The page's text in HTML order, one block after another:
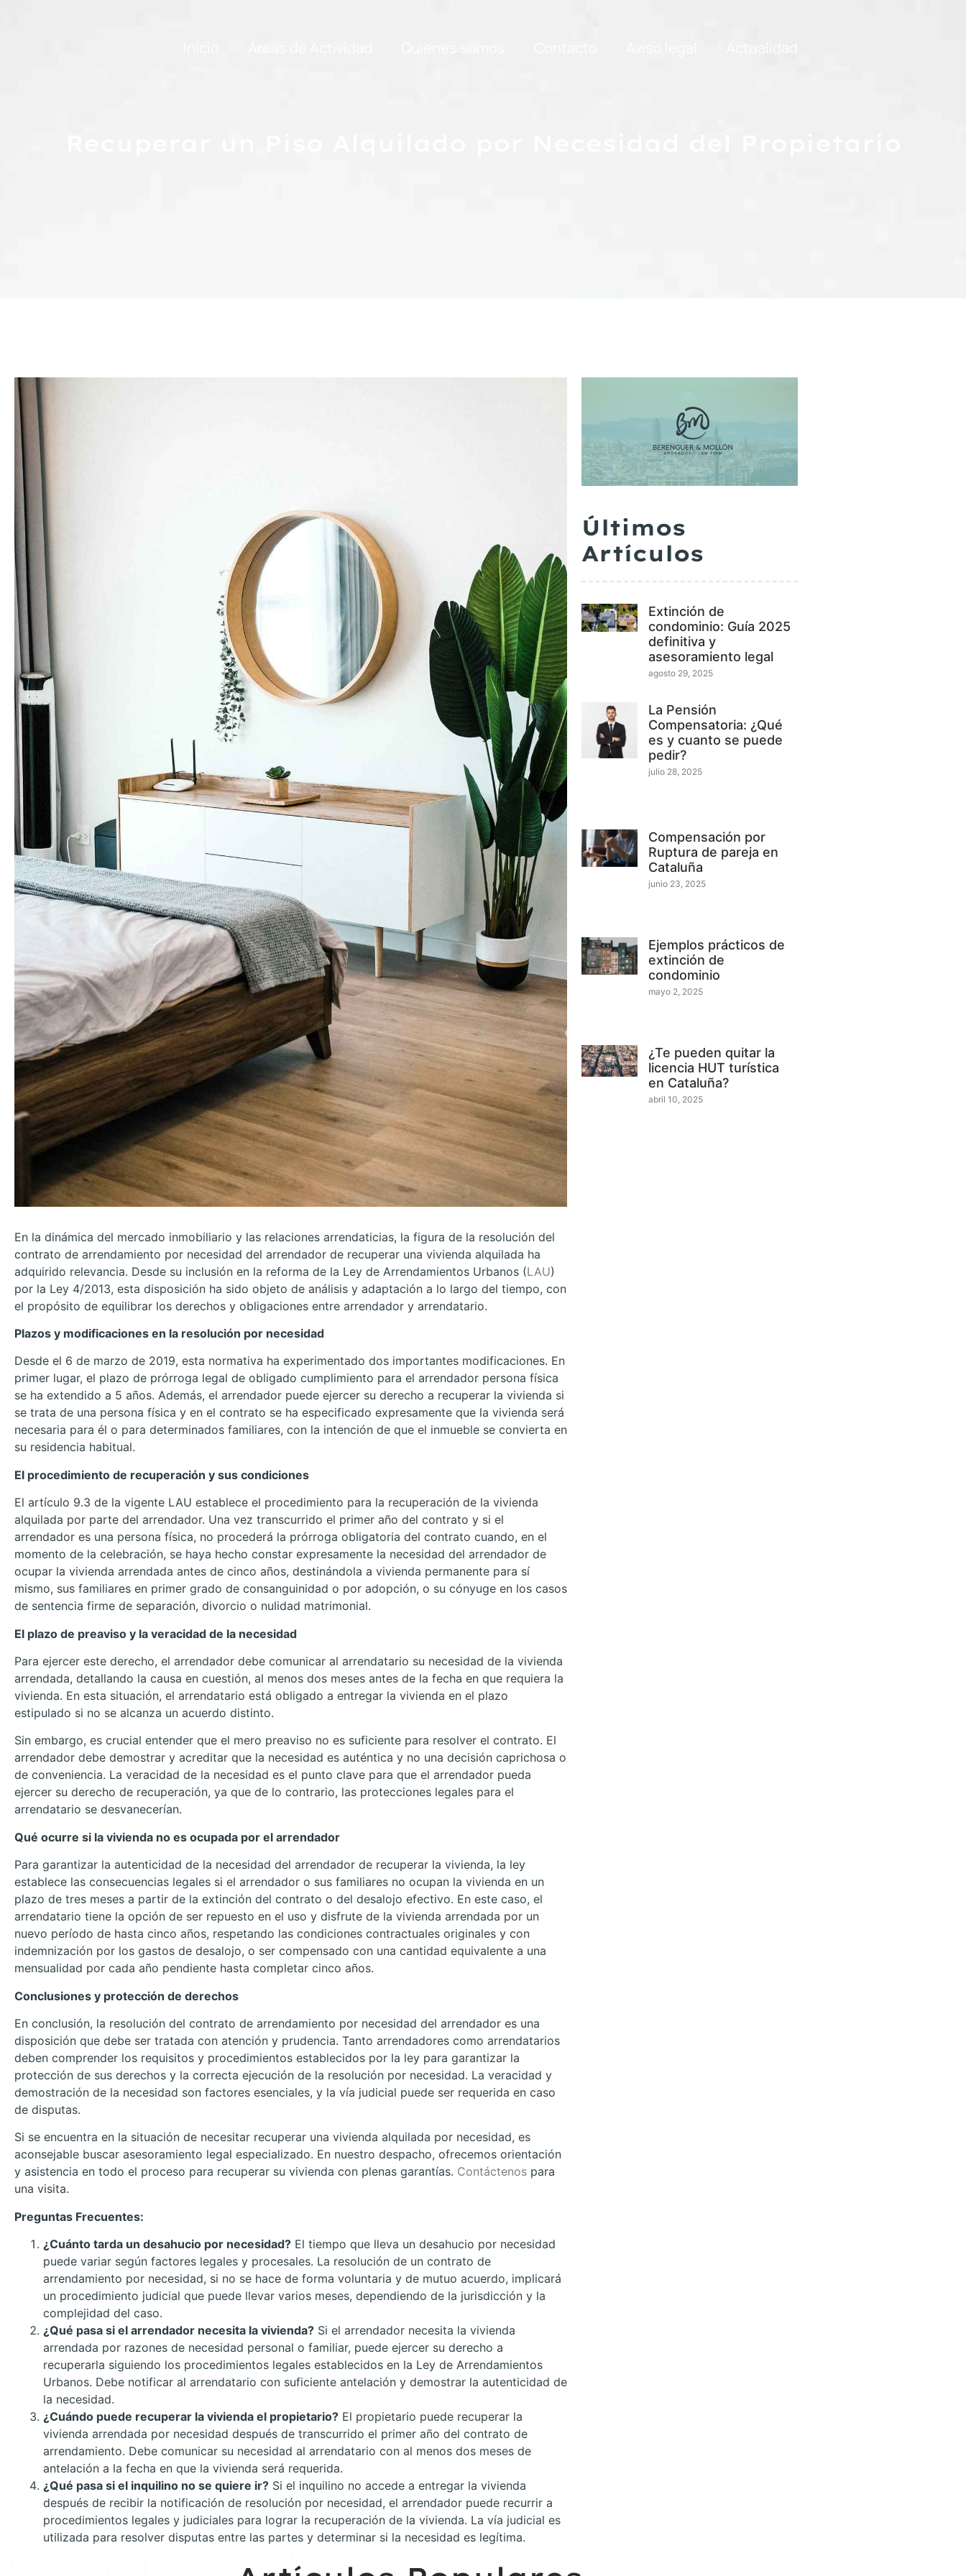
En la dinámica del mercado inmobiliario y las relaciones arrendaticias, la figura de la resolución del
contrato de arrendamiento por necesidad del arrendador de recuperar una vivienda alquilada ha
adquirido relevancia. Desde su inclusión en la reforma de la Ley de Arrendamientos Urbanos (LAU)
por la Ley 4/2013, esta disposición ha sido objeto de análisis y adaptación a lo largo del tiempo, con
el propósito de equilibrar los derechos y obligaciones entre arrendador y arrendatario.
Plazos y modificaciones en la resolución por necesidad
Desde el 6 de marzo de 2019, esta normativa ha experimentado dos importantes modificaciones. En
primer lugar, el plazo de prórroga legal de obligado cumplimiento para el arrendador persona física
se ha extendido a 5 años. Además, el arrendador puede ejercer su derecho a recuperar la vivienda si
se trata de una persona física y en el contrato se ha especificado expresamente que la vivienda será
necesaria para él o para determinados familiares, con la intención de que el inmueble se convierta en
su residencia habitual.
El procedimiento de recuperación y sus condiciones
El artículo 9.3 de la vigente LAU establece el procedimiento para la recuperación de la vivienda
alquilada por parte del arrendador. Una vez transcurrido el primer año del contrato y si el
arrendador es una persona física, no procederá la prórroga obligatoria del contrato cuando, en el
momento de la celebración, se haya hecho constar expresamente la necesidad del arrendador de
ocupar la vivienda arrendada antes de cinco años, destinándola a vivienda permanente para sí
mismo, sus familiares en primer grado de consanguinidad o por adopción, o su cónyuge en los casos
de sentencia firme de separación, divorcio o nulidad matrimonial.
El plazo de preaviso y la veracidad de la necesidad
Para ejercer este derecho, el arrendador debe comunicar al arrendatario su necesidad de la vivienda
arrendada, detallando la causa en cuestión, al menos dos meses antes de la fecha en que requiera la
vivienda. En esta situación, el arrendatario está obligado a entregar la vivienda en el plazo
estipulado si no se alcanza un acuerdo distinto.
Sin embargo, es crucial entender que el mero preaviso no es suficiente para resolver el contrato. El
arrendador debe demostrar y acreditar que la necesidad es auténtica y no una decisión caprichosa o
de conveniencia. La veracidad de la necesidad es el punto clave para que el arrendador pueda
ejercer su derecho de recuperación, ya que de lo contrario, las protecciones legales para el
arrendatario se desvanecerían.
Qué ocurre si la vivienda no es ocupada por el arrendador
Para garantizar la autenticidad de la necesidad del arrendador de recuperar la vivienda, la ley
establece las consecuencias legales si el arrendador o sus familiares no ocupan la vivienda en un
plazo de tres meses a partir de la extinción del contrato o del desalojo efectivo. En este caso, el
arrendatario tiene la opción de ser repuesto en el uso y disfrute de la vivienda arrendada por un
nuevo período de hasta cinco años, respetando las condiciones contractuales originales y con
indemnización por los gastos de desalojo, o ser compensado con una cantidad equivalente a una
mensualidad por cada año pendiente hasta completar cinco años.
Conclusiones y protección de derechos
En conclusión, la resolución del contrato de arrendamiento por necesidad del arrendador es una
disposición que debe ser tratada con atención y prudencia. Tanto arrendadores como arrendatarios
deben comprender los requisitos y procedimientos establecidos por la ley para garantizar la
protección de sus derechos y la correcta ejecución de la resolución por necesidad. La veracidad y
demostración de la necesidad son factores esenciales, y la vía judicial puede ser requerida en caso
de disputas.
Si se encuentra en la situación de necesitar recuperar una vivienda alquilada por necesidad, es
aconsejable buscar asesoramiento legal especializado. En nuestro despacho, ofrecemos orientación
y asistencia en todo el proceso para recuperar su vivienda con plenas garantías. Contáctenos para
una visita.
Preguntas Frecuentes:
¿Cuánto tarda un desahucio por necesidad? El tiempo que lleva un desahucio por necesidad
puede variar según factores legales y procesales. La resolución de un contrato de
arrendamiento por necesidad, si no se hace de forma voluntaria y de mutuo acuerdo, implicará
un procedimiento judicial que puede llevar varios meses, dependiendo de la jurisdicción y la
complejidad del caso.
¿Qué pasa si el arrendador necesita la vivienda? Si el arrendador necesita la vivienda
arrendada por razones de necesidad personal o familiar, puede ejercer su derecho a
recuperarla siguiendo los procedimientos legales establecidos en la Ley de Arrendamientos
Urbanos. Debe notificar al arrendatario con suficiente antelación y demostrar la autenticidad de
la necesidad.
¿Cuándo puede recuperar la vivienda el propietario? El propietario puede recuperar la
vivienda arrendada por necesidad después de transcurrido el primer año del contrato de
arrendamiento. Debe comunicar su necesidad al arrendatario con al menos dos meses de
antelación a la fecha en que la vivienda será requerida.
¿Qué pasa si el inquilino no se quiere ir? Si el inquilino no accede a entregar la vivienda
después de recibir la notificación de resolución por necesidad, el arrendador puede recurrir a
procedimientos legales y judiciales para lograr la recuperación de la vivienda. La vía judicial es
utilizada para resolver disputas entre las partes y determinar si la necesidad es legítima.
Últimos
Artículos
Extinción de
condominio: Guía 2025
definitiva y
asesoramiento legal
agosto 29, 2025
La Pensión
Compensatoria: ¿Qué
es y cuanto se puede
pedir?
julio 28, 2025
Compensación por
Ruptura de pareja en
Cataluña
junio 23, 2025
Ejemplos prácticos de
extinción de
condominio
mayo 2, 2025
¿Te pueden quitar la
licencia HUT turística
en Cataluña?
abril 10, 2025